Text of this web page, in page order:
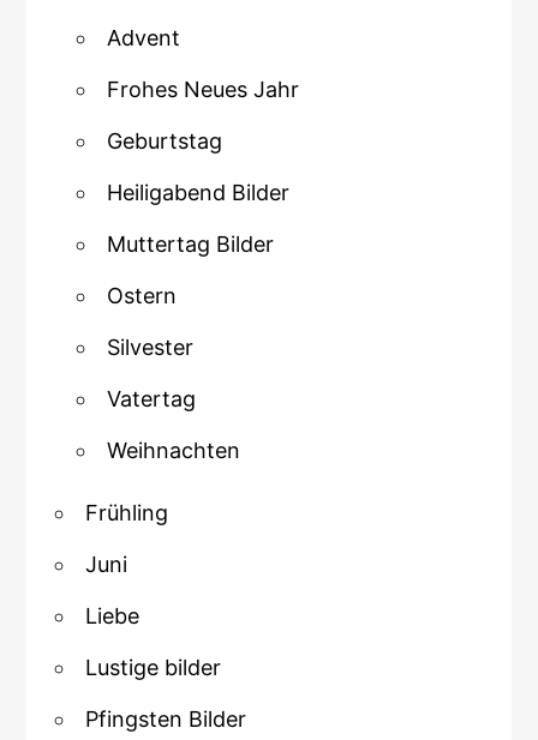
Advent
Frohes Neues Jahr
Geburtstag
Heiligabend Bilder
Muttertag Bilder
Ostern
Silvester
Vatertag
Weihnachten
Frühling
Juni
Liebe
Lustige bilder
Pfingsten Bilder